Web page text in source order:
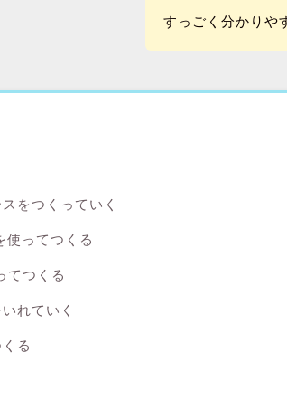
すっごく分かりや
をつくっていく
使ってつくる
てつくる
れていく
る